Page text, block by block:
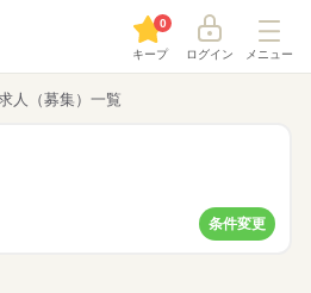
キープ
0
ログイン メニュー
人（募集）一覧
条件変更